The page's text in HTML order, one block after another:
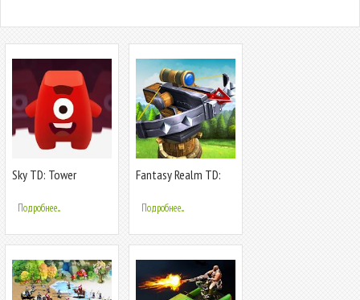
Sky TD: Tower
Game
Подробнее...
Fantasy Realm TD:
Подробнее...